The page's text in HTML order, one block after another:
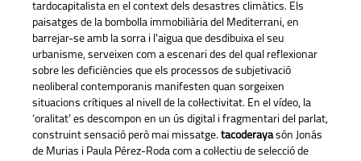
tardocapitalista en el context dels desastres climàtics. Els
paisatges de la bombolla immobiliària del Mediterrani, en
barrejar-se amb la sorra i l'aigua que desdibuixa el seu
urbanisme, serveixen com a escenari des del qual reflexionar
sobre les deficiències que els processos de subjetivació
neoliberal contemporanis manifesten quan sorgeixen
situacions crítiques al nivell de la col·lectivitat. En el vídeo, la
‘oralitat’ es descompon en un ús digital i fragmentari del parlat,
construint sensació però mai missatge. tacoderayasón Jonás
de Murias i Paula Pérez-Roda com a col·lectiu de selecció de